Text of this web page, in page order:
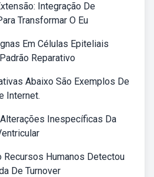
Integração De
Transformar O Eu
Em Células Epiteliais
Reparativo
Abaixo São Exemplos De
Internet.
Inespecíficas Da
Recursos Humanos Detectou
De Turnover